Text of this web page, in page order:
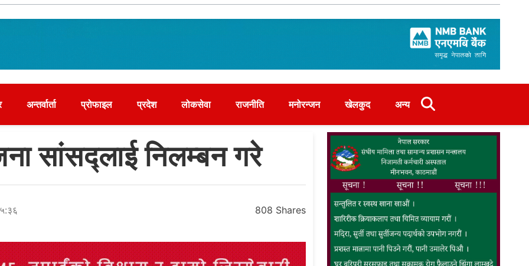
अन्तर्वार्ता प्रोफाइल प्रदेश लोकसेवा राजनीति मनोरन्जन खेलकुद अन्य
सांसद्लाई निलम्बन गरे
808 Shares